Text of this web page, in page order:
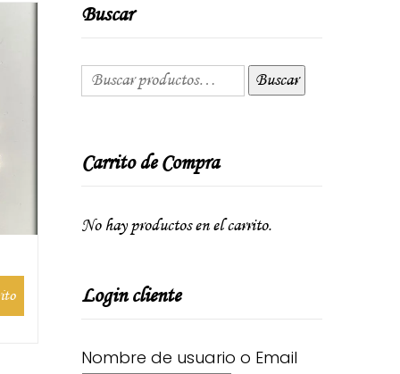
Buscar
Buscar
Carrito de Compra
No hay productos en el carrito.
Login cliente
Nombre de usuario o Email